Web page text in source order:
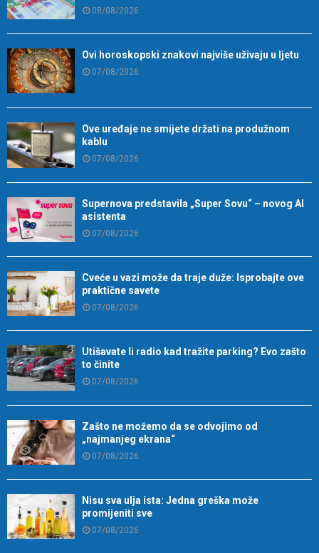
08/08/2026
Ovi horoskopski znakovi najviše uživaju u ljetu
07/08/2026
Ove uređaje ne smijete držati na produžnom
kablu
07/08/2026
Supernova predstavila „Super Sovu“ – novog AI
asistenta
07/08/2026
Cveće u vazi može da traje duže: Isprobajte ove
praktične savete
07/08/2026
Utišavate li radio kad tražite parking? Evo zašto
to činite
07/08/2026
Zašto ne možemo da se odvojimo od
„najmanjeg ekrana“
07/08/2026
Nisu sva ulja ista: Jedna greška može
promijeniti sve
07/08/2026